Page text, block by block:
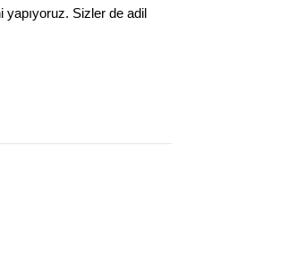
yapıyoruz. Sizler de adil